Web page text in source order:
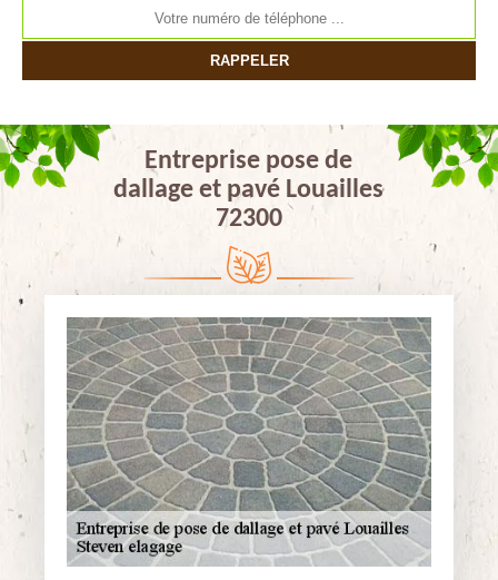
Entreprise pose de
dallage et pavé Louailles
72300